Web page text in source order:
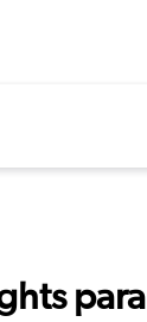
para